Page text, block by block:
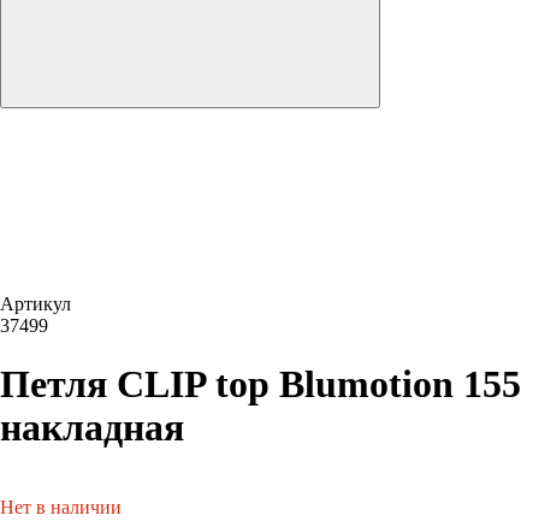
Артикул
37499
Петля CLIP top Blumotion 155
накладная
Нет в наличии